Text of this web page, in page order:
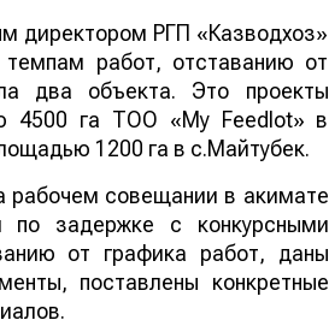
директором РГП «Казводхоз»
работ, отставанию от
два объекта. Это проекты
4500 га ТОО «Му Feedlot» в
1200 га в с.Майтубек.
рабочем совещании в акимате
по задержке с конкурсными
от графика работ, даны
поставлены конкретные